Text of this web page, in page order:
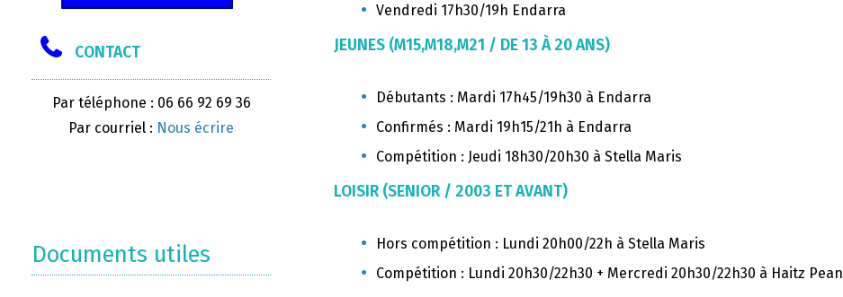
CONTACT
Par téléphone : 06 66 92 69 36
Par courriel : Nous écrire
Documents utiles
Vendredi 17h30/19h Endarra
JEUNES (M15,M18,M21 / DE 13 À 20 ANS)
Débutants : Mardi 17h45/19h30 à Endarra
Confirmés : Mardi 19h15/21h à Endarra
Compétition : Jeudi 18h30/20h30 à Stella Maris
LOISIR (SENIOR / 2003 ET AVANT)
Hors compétition : Lundi 20h00/22h à Stella Maris
Compétition : Lundi 20h30/22h30 + Mercredi 20h30/22h30 à Haitz Pean